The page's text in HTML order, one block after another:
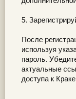
5.
После
используя
пароль.
актуальные
доступа к